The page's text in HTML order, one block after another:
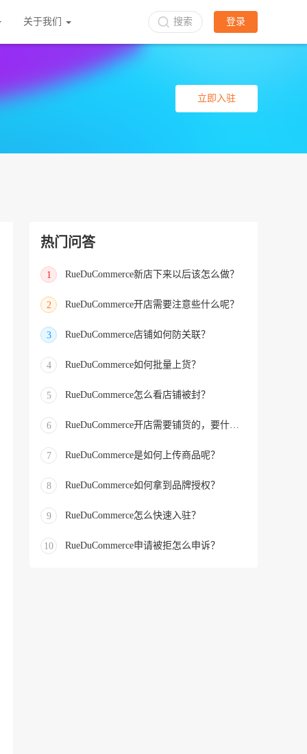
关于我们 搜索 登录
立即入驻
热门问答
1 RueDuCommerce新店下来以后该怎么做？
2 RueDuCommerce开店需要注意些什么呢？
3 RueDuCommerce店铺如何防关联？
4 RueDuCommerce如何批量上货？
5 RueDuCommerce怎么看店铺被封？
6
7 RueDuCommerce是如何上传商品呢？
8 RueDuCommerce如何拿到品牌授权？
9 RueDuCommerce怎么快速入驻？
10 RueDuCommerce申请被拒怎么申诉？